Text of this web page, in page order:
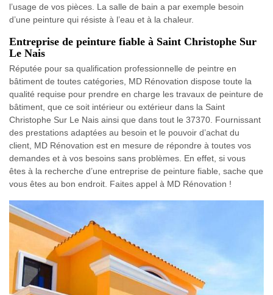
l’usage de vos pièces. La salle de bain a par exemple besoin
d’une peinture qui résiste à l’eau et à la chaleur.
Entreprise de peinture fiable à Saint Christophe Sur
Le Nais
Réputée pour sa qualification professionnelle de peintre en
bâtiment de toutes catégories, MD Rénovation dispose toute la
qualité requise pour prendre en charge les travaux de peinture de
bâtiment, que ce soit intérieur ou extérieur dans la Saint
Christophe Sur Le Nais ainsi que dans tout le 37370. Fournissant
des prestations adaptées au besoin et le pouvoir d’achat du
client, MD Rénovation est en mesure de répondre à toutes vos
demandes et à vos besoins sans problèmes. En effet, si vous
êtes à la recherche d’une entreprise de peinture fiable, sache que
vous êtes au bon endroit. Faites appel à MD Rénovation !